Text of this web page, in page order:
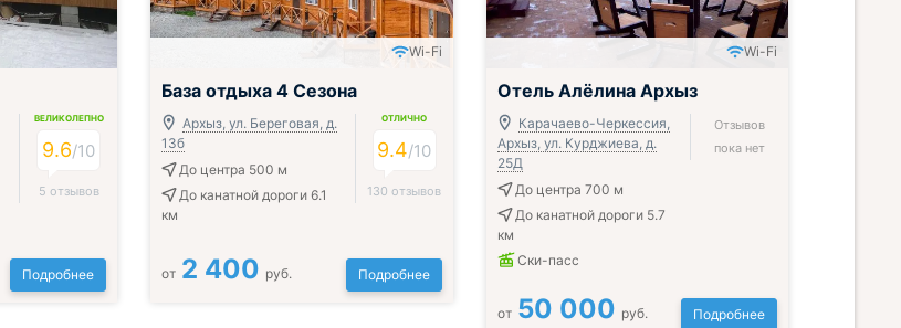
ВЕЛИКОЛЕПНО
9.6/10
5 отзывов
Подробнее
Wi-Fi
База отдыха 4 Сезона
Архыз, ул. Береговая, д.
13б
До центра 500 м
До канатной дороги 6.1
км
ОТЛИЧНО
9.4/10
130 отзывов
от 2 400 руб. Подробнее
Wi-Fi
Отель Алёлина Архыз
Карачаево-Черкессия,
Архыз, ул. Курджиева, д.
25Д
До центра 700 м
До канатной дороги 5.7
км
Ски-пасс
Отзывов
пока нет
от 50 000 руб. Подробнее